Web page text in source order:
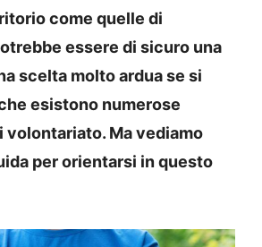
come quelle di
essere di sicuro una
scelta molto ardua se si
esistono numerose
volontariato. Ma vediamo
per orientarsi in questo